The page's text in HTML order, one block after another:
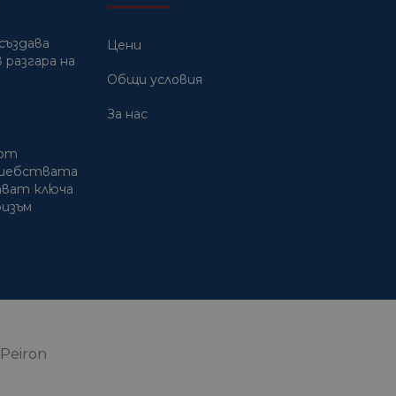
разгара на
ключа
Цени
Общи условия
За нас